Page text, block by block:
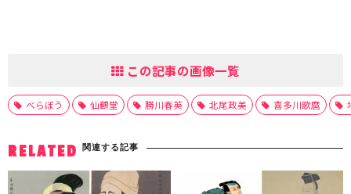
この記事の画像一覧
べらぼう 仙鶴堂 勝川春英 北尾政美 喜多川歌麿
RELATED 関連する記事